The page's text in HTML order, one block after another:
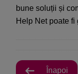
bune soluții și
Help Net poate
Înapoi